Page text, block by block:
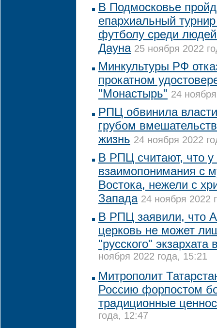
В Подмосковье
епархиальный
футболу среди
Дауна 25 ноября 2022
Минкультуры РФ
прокатном
"Монастырь" 24
РПЦ обвинила
грубом
жизнь 24 ноября 2022
В РПЦ считают, что
взаимопонимания с
Востока, нежели с
Запада 24 ноября 2022
В РПЦ заявили, что
церковь не может
"русского"
ноября 2022 года, 15:21
Митрополит
Россию форпостом
традиционные
года, 12:47